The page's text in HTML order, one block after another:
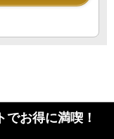
でお得に満喫！